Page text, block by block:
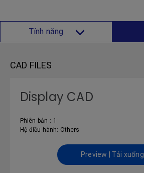
Tính năng
CAD FILES
Display CAD
Phiên bản : 1
Hệ điều hành: Others
Preview | Tải xuống